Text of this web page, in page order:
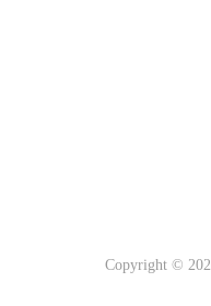
Copyright ©